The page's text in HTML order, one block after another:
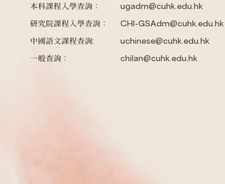
本科課程入學查詢：
ugadm@cuhk.edu.hk
研究院課程入學查詢：
CHI-GSAdm@cuhk.edu.hk
中國語文課程查詢:
uchinese@cuhk.edu.hk
一般查詢：
chilan@cuhk.edu.hk